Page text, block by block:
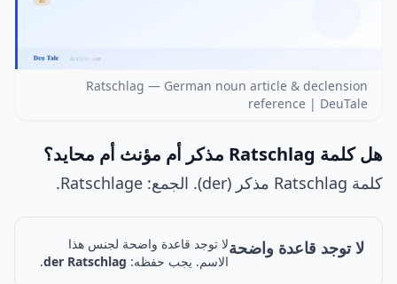
Ratschlag — German noun article & declension
reference | DeuTale
هل كلمة Ratschlag مذكر أم مؤنث أم محايد؟
كلمة Ratschlag مذكر (der). الجمع: Ratschlage.
لا توجد قاعدة واضحةلا توجد قاعدة واضحة لجنس هذا
الاسم. يجب حفظه: der Ratschlag
.